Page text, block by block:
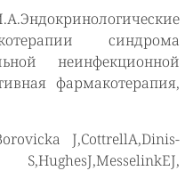
синдрома
неинфекционной
фармакотерапия,
J,CottrellA,Dinis-